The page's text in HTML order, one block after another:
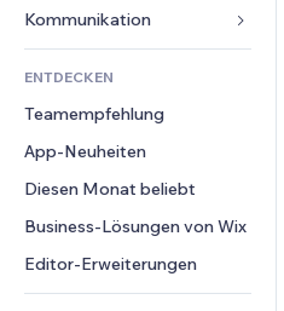
Website-Einträge
E-Mail
Buchhaltung
Gutscheine & Treuebonus
Lagerlösungen
Speisen & Getränke
Restaurants
Immobilien
Buchungen
Musik
Podcasts
Fotografie
Video
PDF
Dateifreigabe
News
Karten & Navigation
Datenschutz & Sicherheit
Uhr
Seiten-Vorlagen
Bildeffekte
Buttons & Menüs
Banner & Abzeichen
Taschenrechner
Suche
Formulare
Umfragen
Chat
Kommentare
Telefon
Community
Bewertungen und Feedback
ENTDECKEN
Teamempfehlung
App-Neuheiten
Diesen Monat beliebt
Business-Lösungen von Wix
Editor-Erweiterungen